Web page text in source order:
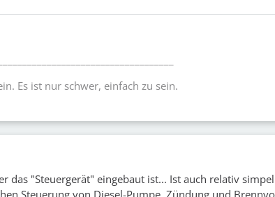
Es ist nur schwer, einfach zu sein.
das "Steuergerät" eingebaut ist... Ist auch relativ
Steuerung von Diesel-Pumpe, Zündung und